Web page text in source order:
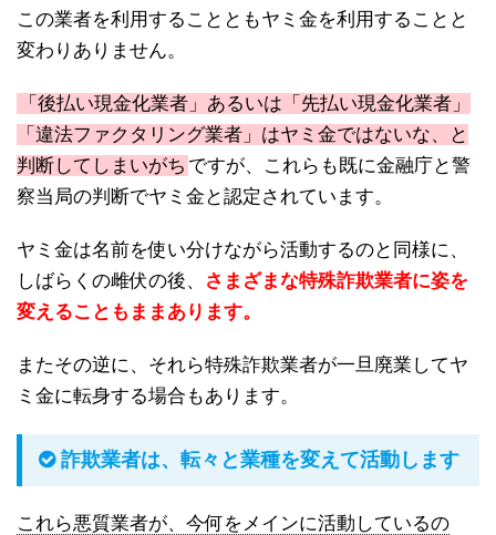
この業者を利用することともヤミ金を利用することと
変わりありません。
「後払い現金化業者」あるいは「先払い現金化業者」
「違法ファクタリング業者」はヤミ金ではないな、と
判断してしまいがち ですが、これらも既に金融庁と警
察当局の判断でヤミ金と認定されています。
ヤミ金は名前を使い分けながら活動するのと同様に、
しばらくの雌伏の後、
さまざまな特殊詐欺業者に姿を
変えることもままあります。
またその逆に、それら特殊詐欺業者が一旦廃業してヤ
ミ金に転身する場合もあります。
詐欺業者は、転々と業種を変えて活動します
これら悪質業者が、今何をメインに活動しているの